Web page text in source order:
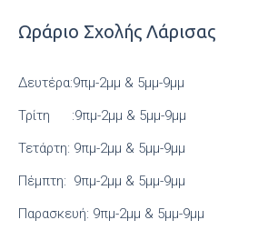
Ωράριο Σχολής Λάρισας
Δευτέρα:9πμ-2μμ & 5μμ-9μμ
Τρίτη :9πμ-2μμ & 5μμ-9μμ
Τετάρτη: 9πμ-2μμ & 5μμ-9μμ
Πέμπτη: 9πμ-2μμ & 5μμ-9μμ
Παρασκευή: 9πμ-2μμ & 5μμ-9μμ